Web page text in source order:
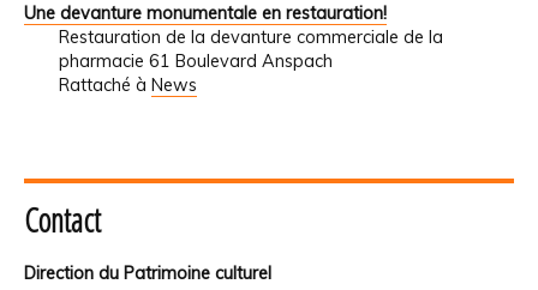
Une devanture monumentale en restauration!
Restauration de la devanture commerciale de la
pharmacie 61 Boulevard Anspach
Rattaché à News
Contact
Direction du Patrimoine culturel